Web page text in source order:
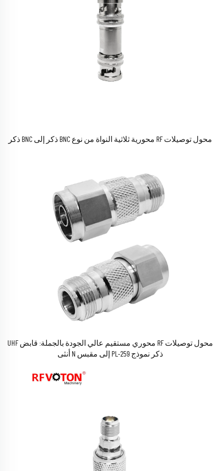
محول توصيلات RF محورية ثلاثية النواة من نوع BNC ذكر إلى BNC ذكر
محول توصيلات RF محوري مستقيم عالي الجودة بالجملة: قابض UHF
ذكر نموذج PL-259 إلى مقبس N أنثى